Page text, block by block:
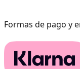
Formas de pago y